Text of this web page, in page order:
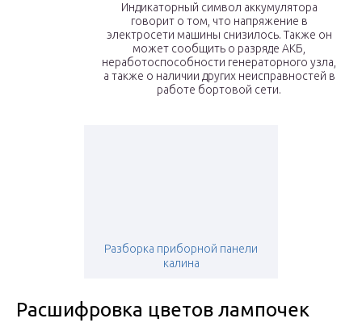
Индикаторный символ аккумулятора
говорит о том, что напряжение в
электросети машины снизилось. Также он
может сообщить о разряде АКБ,
неработоспособности генераторного узла,
а также о наличии других неисправностей в
работе бортовой сети.
Разборка приборной панели
калина
Расшифровка цветов лампочек